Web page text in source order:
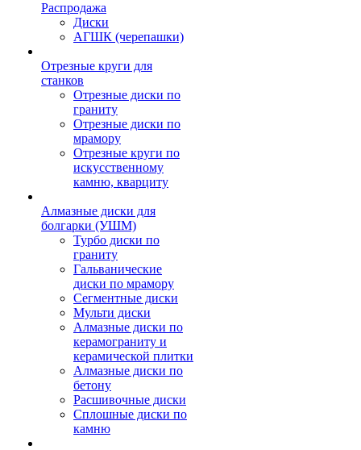
Распродажа
Диски
АГШК (черепашки)
Отрезные круги для
станков
Отрезные диски по
граниту
Отрезные диски по
мрамору
Отрезные круги по
искусственному
камню, кварциту
Алмазные диски для
болгарки (УШМ)
Турбо диски по
граниту
Гальванические
диски по мрамору
Сегментные диски
Мульти диски
Алмазные диски по
керамограниту и
керамической плитки
Алмазные диски по
бетону
Расшивочные диски
Сплошные диски по
камню